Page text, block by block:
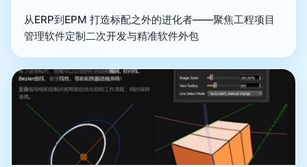
从ERP到EPM 打造标配之外的进化者——聚焦工程项目
管理软件定制二次开发与精准软件外包